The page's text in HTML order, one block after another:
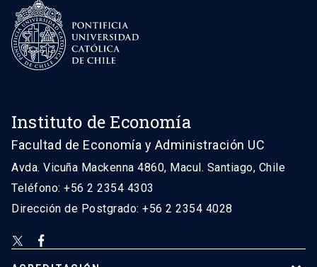
Instituto de Economía
Facultad de Economía y Administración UC
Avda. Vicuña Mackenna 4860, Macul. Santiago, Chile
Teléfono: +56 2 2354 4303
Dirección de Postgrado: +56 2 2354 4028